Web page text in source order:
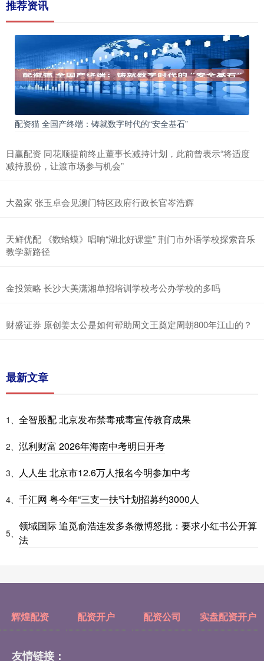
推荐资讯
配资猫 全国产终端：铸就数字时代的“安全基石”
日赢配资 同花顺提前终止董事长减持计划，此前曾表示“将适度
减持股份，让渡市场参与机会”
大盈家 张玉卓会见澳门特区政府行政长官岑浩辉
天鲜优配 《数蛤蟆》唱响“湖北好课堂” 荆门市外语学校探索音乐
教学新路径
金投策略 长沙大美潇湘单招培训学校考公办学校的多吗
财盛证券 原创姜太公是如何帮助周文王奠定周朝800年江山的？
最新文章
1、 全智股配 北京发布禁毒戒毒宣传教育成果
2、 泓利财富 2026年海南中考明日开考
3、 人人生 北京市12.6万人报名今明参加中考
4、 千汇网 粤今年“三支一扶”计划招募约3000人
5、
领域国际 追觅俞浩连发多条微博怒批：要求小红书公开算
法
辉煌配资 配资开户 配资公司 实盘配资开户
友情链接：